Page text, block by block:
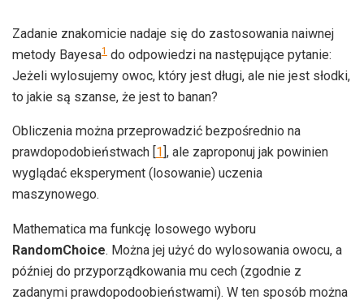
Zadanie znakomicie nadaje się do zastosowania naiwnej
metody Bayesa1 do odpowiedzi na następujące pytanie:
Jeżeli wylosujemy owoc, który jest długi, ale nie jest słodki,
to jakie są szanse, że jest to banan?
Obliczenia można przeprowadzić bezpośrednio na
prawdopodobieństwach [ 1 ], ale zaproponuj jak powinien
wyglądać eksperyment (losowanie) uczenia
maszynowego.
Mathematica ma funkcję losowego wyboru
RandomChoice. Można jej użyć do wylosowania owocu, a
później do przyporządkowania mu cech (zgodnie z
zadanymi prawdopodoobieństwami). W ten sposób można